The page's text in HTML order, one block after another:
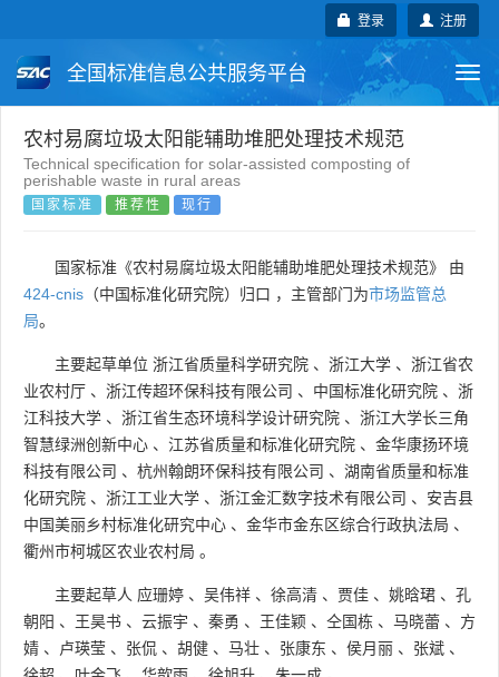
注册
登录
全国标准信息公共服务平台
国家标准 行业标准 地方标准
团体标准 企业标准
农村易腐垃圾太阳能辅助堆肥处理技术规范
Technical specification for solar-assisted composting of
perishable waste in rural areas
国家标准 推荐性 现行
国家标准《农村易腐垃圾太阳能辅助堆肥处理技术规范》 由
424-cnis （中国标准化研究院）归口 ，主管部门为市场监管总
局。
主要起草单位 浙江省质量科学研究院 、 浙江大学 、 浙江省农
业农村厅 、 浙江传超环保科技有限公司 、 中国标准化研究院 、 浙
江科技大学 、 浙江省生态环境科学设计研究院 、 浙江大学长三角
智慧绿洲创新中心 、 江苏省质量和标准化研究院 、 金华康扬环境
科技有限公司 、 杭州翰朗环保科技有限公司 、 湖南省质量和标准
化研究院 、 浙江工业大学 、 浙江金汇数字技术有限公司 、 安吉县
中国美丽乡村标准化研究中心 、 金华市金东区综合行政执法局 、
衢州市柯城区农业农村局 。
主要起草人 应珊婷 、 吴伟祥 、 徐高清 、 贾佳 、 姚晗珺 、 孔
朝阳 、 王昊书 、 云振宇 、 秦勇 、 王佳颖 、 仝国栋 、 马晓蕾 、 方
婧 、 卢瑛莹 、 张侃 、 胡健 、 马壮 、 张康东 、 侯月丽 、 张斌 、